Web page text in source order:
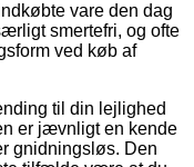
vare den dag
smertefri, og ofte
ved køb af
til din lejlighed
er jævnligt en kende
gnidningsløs. Den